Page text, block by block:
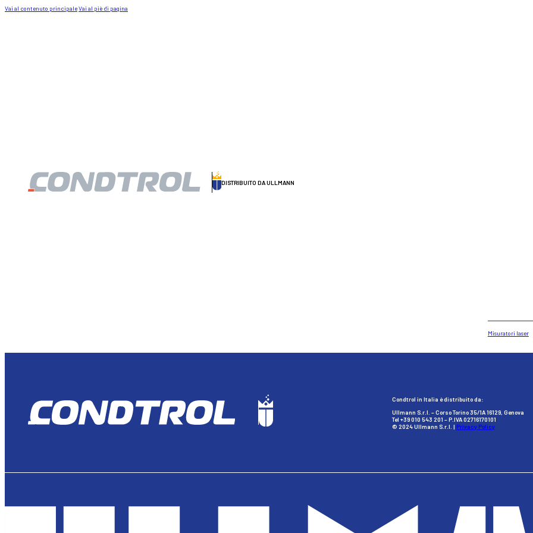
Vai al contenuto principaleVai al piè di pagina
DISTRIBUITO DA ULLMANN
Misuratori laser
Condtrol in Italia è distribuito da:
Ullmann S.r.l. – Corso Torino 35/1A 16129, Genova
Tel +39 010 543 201 – P.IVA 02716170101
© 2024 Ullmann S.r.l. | Privacy Policy